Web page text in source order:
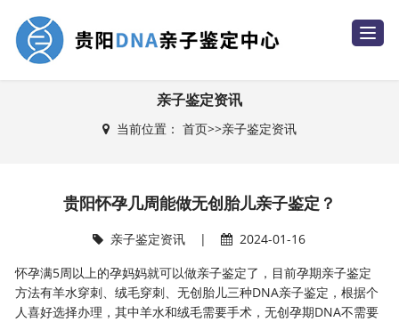
T
o
亲子鉴定资讯
当前位置： 首页>>亲子鉴定资讯
贵阳怀孕几周能做无创胎儿亲子鉴定？
亲子鉴定资讯 |
2024-01-16
怀孕满5周以上的孕妈妈就可以做亲子鉴定了，目前孕期亲子鉴定
方法有羊水穿刺、绒毛穿刺、无创胎儿三种DNA亲子鉴定，根据个
人喜好选择办理，其中羊水和绒毛需要手术，无创孕期DNA不需要